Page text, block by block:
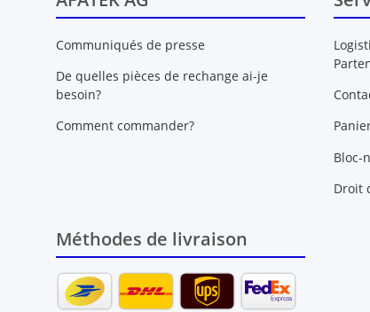
Communiqués de presse
De quelles pièces de rechange ai-je
besoin?
Comment commander?
Bloc-
Droit
Méthodes de livraison